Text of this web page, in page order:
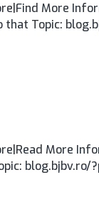
More
Topic:
More
blog.bjbv.ro/